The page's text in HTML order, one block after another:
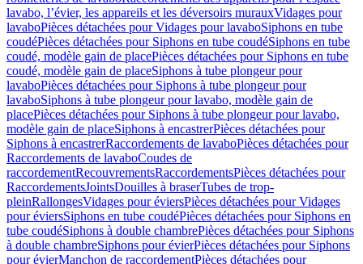
lavabo, l’évier, les appareils et les déversoirs murauxVidages pour
lavaboPièces détachées pour Vidages pour lavaboSiphons en tube
coudéPièces détachées pour Siphons en tube coudéSiphons en tube
coudé, modèle gain de placePièces détachées pour Siphons en tube
coudé, modèle gain de placeSiphons à tube plongeur pour
lavaboPièces détachées pour Siphons à tube plongeur pour
lavaboSiphons à tube plongeur pour lavabo, modèle gain de
placePièces détachées pour Siphons à tube plongeur pour lavabo,
modèle gain de placeSiphons à encastrerPièces détachées pour
Siphons à encastrerRaccordements de lavaboPièces détachées pour
Raccordements de lavaboCoudes de
raccordementRecouvrementsRaccordementsPièces détachées pour
RaccordementsJointsDouilles à braserTubes de trop-
pleinRallongesVidages pour éviersPièces détachées pour Vidages
pour éviersSiphons en tube coudéPièces détachées pour Siphons en
tube coudéSiphons à double chambrePièces détachées pour Siphons
à double chambreSiphons pour évierPièces détachées pour Siphons
pour évierManchon de raccordementPièces détachées pour